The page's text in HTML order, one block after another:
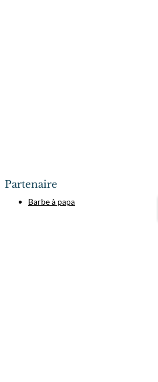
Partenaire
Barbe à papa